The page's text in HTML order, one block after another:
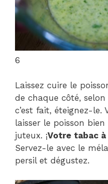
6
Laissez cuire le
de chaque côté, selon
c’est fait, éteignez-le.
laisser le poisson
juteux. ¡Votre tabac
Servez-le avec le
persil et dégustez.